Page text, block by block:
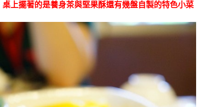
桌上擺著的是養身茶與堅果酥還有幾盤自製的特色小菜